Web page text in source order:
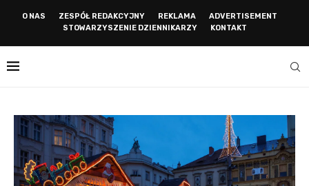
O NAS ZESPÓŁ REDAKCYJNY REKLAMA
ADVERTISEMENT
STOWARZYSZENIE DZIENNIKARZY
KONTAKT